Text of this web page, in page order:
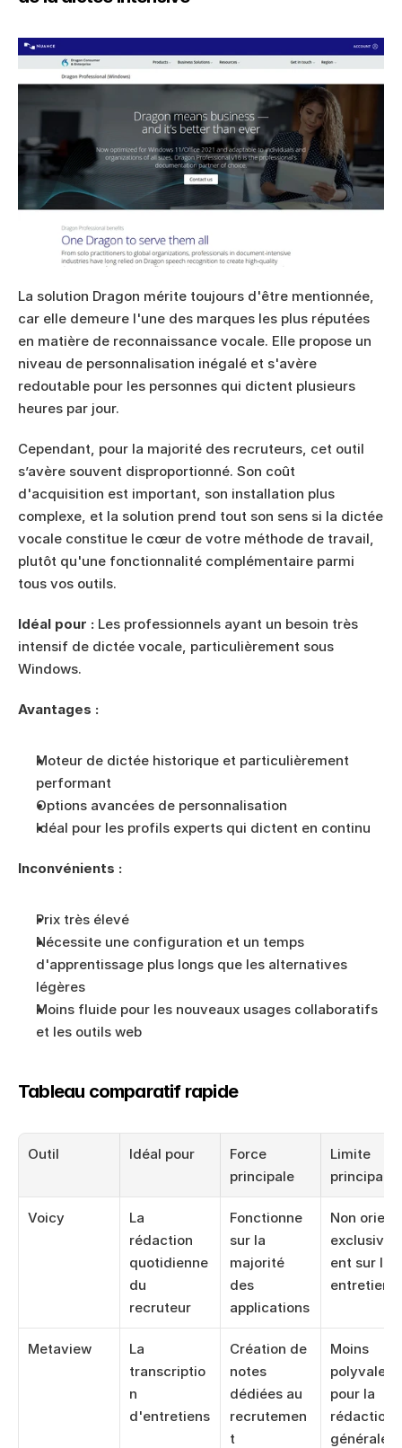
La solution Dragon mérite toujours d'être mentionnée,
car elle demeure l'une des marques les plus réputées
en matière de reconnaissance vocale. Elle propose un
niveau de personnalisation inégalé et s'avère
redoutable pour les personnes qui dictent plusieurs
heures par jour.
Cependant, pour la majorité des recruteurs, cet outil
s’avère souvent disproportionné. Son coût
d'acquisition est important, son installation plus
complexe, et la solution prend tout son sens si la dictée
vocale constitue le cœur de votre méthode de travail,
plutôt qu'une fonctionnalité complémentaire parmi
tous vos outils.
Idéal pour : Les professionnels ayant un besoin très
intensif de dictée vocale, particulièrement sous
Windows.
Avantages :
Moteur de dictée historique et particulièrement
performant
Options avancées de personnalisation
Idéal pour les profils experts qui dictent en continu
Inconvénients :
Prix très élevé
Nécessite une configuration et un temps
d'apprentissage plus longs que les alternatives
légères
Moins fluide pour les nouveaux usages collaboratifs
et les outils web
Tableau comparatif rapide
Outil Idéal pour
Force
principale
Limite
principale
Voicy
La
rédaction
quotidienne
du
recruteur
Fonctionne
sur la
majorité
des
applications
Non
ent sur les
entretiens
Metaview
La
transcriptio
n
d'entretiens
Création de
notes
dédiées au
recrutemen
t
Moins
polyvalent
pour la
rédaction
générale